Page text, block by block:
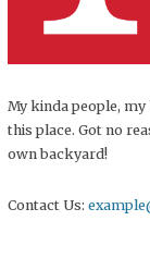
My kinda people, my
this place. Got no
own backyard!
Contact Us: